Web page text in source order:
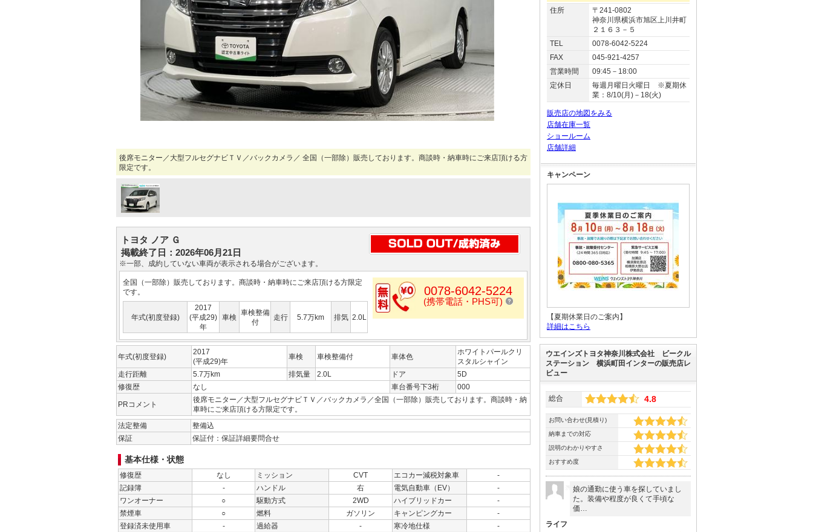
後席モニター／大型フルセグナビＴＶ／バックカメラ／ 全国（一部除）販売しております。商談時・納車時にご来店頂ける方
限定です。
トヨタ ノア Ｇ
掲載終了日：2026年06月21日
※一部、成約していない車両が表示される場合がございます。
全国（一部除）販売しております。商談時・納車時にご来店頂ける方限定
です。
年式(初度登録)
2017
(平成29)
年
車検
車検整備
付
走行 5.7万km 排気 2.0L
0078-6042-5224
(携帯電話・PHS可)
年式(初度登録)
2017
(平成29)年
車検 車検整備付 車体色
ホワイトパールクリ
スタルシャイン
走行距離
5.7万km 排気量 2.0L ドア
5D
修復歴
なし 車台番号下3桁 000
PRコメント
後席モニター／大型フルセグナビＴＶ／バックカメラ／全国（一部除）販売しております。商談時・納
車時にご来店頂ける方限定です。
法定整備
整備込
保証
保証付：保証詳細要問合せ
基本仕様・状態
修復歴 なし ミッション CVT エコカー減税対象車
-
記録簿
- ハンドル 右 電気自動車（EV）
-
ワンオーナー
○ 駆動方式 2WD ハイブリッドカー
-
禁煙車
○ 燃料 ガソリン キャンピングカー
-
登録済未使用車
- 過給器 - 寒冷地仕様
-
住所
〒241-0802
神奈川県横浜市旭区上川井町
２１６３－５
TEL
0078-6042-5224
FAX
045-921-4257
営業時間
09:45－18:00
定休日
毎週月曜日火曜日 ※夏期休
業：8/10(月)－18(火)
販売店の地図をみる
店舗在庫一覧
ショールーム
店舗詳細
キャンペーン
【夏期休業日のご案内】
詳細はこちら
ウエインズトヨタ神奈川株式会社 ビークル
ステーション 横浜町田インターの販売店レ
ビュー
総合 4.8
お問い合わせ(見積り)
納車までの対応
説明のわかりやすさ
おすすめ度
娘の通勤に使う車を探していまし
た。装備や程度が良くて手頃な
価…
ライフ